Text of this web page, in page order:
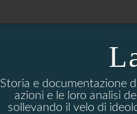
Storia e documentazione
azioni e le loro analisi
sollevando il velo di